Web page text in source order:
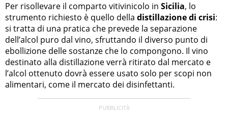
Per risollevare il comparto vitivinicolo in Sicilia, lo
strumento richiesto è quello della distillazione di crisi:
si tratta di una pratica che prevede la separazione
dell’alcol puro dal vino, sfruttando il diverso punto di
ebollizione delle sostanze che lo compongono. Il vino
destinato alla distillazione verrà ritirato dal mercato e
l’alcol ottenuto dovrà essere usato solo per scopi non
alimentari, come il mercato dei disinfettanti.